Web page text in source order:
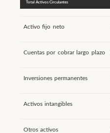
Total Activos Circulantes
Activo fijo neto
Cuentas por cobrar largo plazo
Inversiones permanentes
Activos intangibles
Otros activos